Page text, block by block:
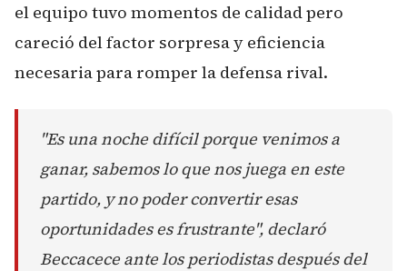
el equipo tuvo momentos de calidad pero
careció del factor sorpresa y eficiencia
necesaria para romper la defensa rival.
"Es una noche difícil porque venimos a
ganar, sabemos lo que nos juega en este
partido, y no poder convertir esas
oportunidades es frustrante", declaró
Beccacece ante los periodistas después del